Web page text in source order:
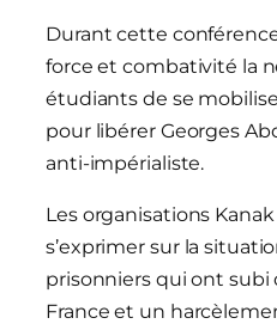
Durant cette
force et combativité la
étudiants de se
pour libérer Georges
anti-impérialiste.
Les organisations
s’exprimer sur la
prisonniers qui ont
France et un